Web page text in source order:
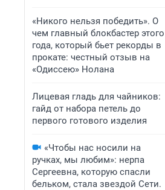
«Никого нельзя победить». О
чем главный блокбастер этого
года, который бьет рекорды в
прокате: честный отзыв на
«Одиссею» Нолана
Лицевая гладь для чайников:
гайд от набора петель до
первого готового изделия
«Чтобы нас носили на
ручках, мы любим»: нерпа
Сергеевна, которую спасли
бельком, стала звездой Сети.